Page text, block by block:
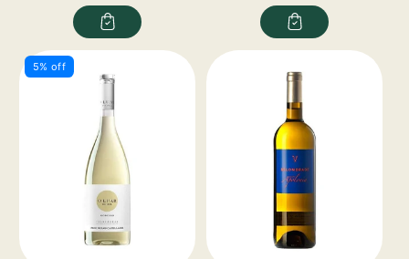
cantidad
para
cantidad
para
cantidad
para
cantidad
para
5% off